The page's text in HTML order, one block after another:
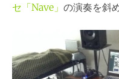
セ「Nave」 の演奏を斜